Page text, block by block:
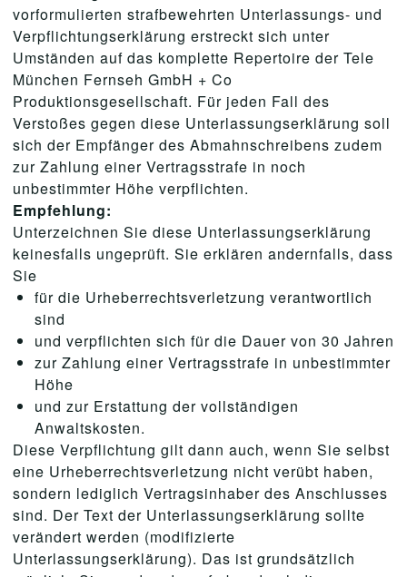
vorformulierten strafbewehrten Unterlassungs- und
Verpflichtungserklärung erstreckt sich unter
Umständen auf das komplette Repertoire der Tele
München Fernseh GmbH + Co
Produktionsgesellschaft. Für jeden Fall des
Verstoßes gegen diese Unterlassungserklärung soll
sich der Empfänger des Abmahnschreibens zudem
zur Zahlung einer Vertragsstrafe in noch
unbestimmter Höhe verpflichten.
Empfehlung:
Unterzeichnen Sie diese Unterlassungserklärung
keinesfalls ungeprüft. Sie erklären andernfalls, dass
Sie
für die Urheberrechtsverletzung verantwortlich
sind
und verpflichten sich für die Dauer von 30 Jahren
zur Zahlung einer Vertragsstrafe in unbestimmter
Höhe
und zur Erstattung der vollständigen
Anwaltskosten.
Diese Verpflichtung gilt dann auch, wenn Sie selbst
eine Urheberrechtsverletzung nicht verübt haben,
sondern lediglich Vertragsinhaber des Anschlusses
sind. Der Text der Unterlassungserklärung sollte
verändert werden (modifizierte
Unterlassungserklärung). Das ist grundsätzlich